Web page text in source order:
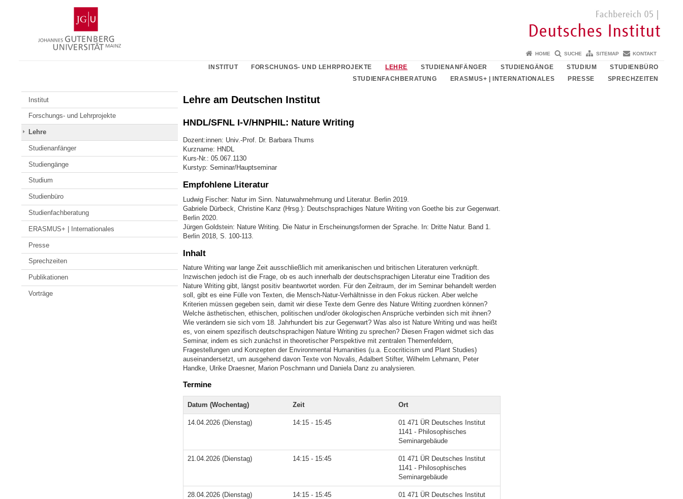
Gutenberg-
Universität
Mainz
HOME SUCHE SITEMAP KONTAKT
INSTITUT FORSCHUNGS- UND LEHRPROJEKTE LEHRE STUDIENANFÄNGER STUDIENGÄNGE STUDIUM
STUDIENBÜRO
STUDIENFACHBERATUNG
ERASMUS+ | INTERNATIONALES PRESSE SPRECHZEITEN
Institut
Forschungs- und Lehrprojekte
Lehre
Studienanfänger
Studiengänge
Studium
Studienbüro
Studienfachberatung
ERASMUS+ | Internationales
Presse
Sprechzeiten
Publikationen
Vorträge
Lehre am Deutschen Institut
HNDL/SFNL I-V/HNPHIL: Nature Writing
Dozent:innen: Univ.-Prof. Dr. Barbara Thums
Kurzname: HNDL
Kurs-Nr.: 05.067.1130
Kurstyp: Seminar/Hauptseminar
Empfohlene Literatur
Ludwig Fischer: Natur im Sinn. Naturwahrnehmung und Literatur. Berlin 2019.
Gabriele Dürbeck, Christine Kanz (Hrsg.): Deutschsprachiges Nature Writing von Goethe bis zur Gegenwart.
Berlin 2020.
Jürgen Goldstein: Nature Writing. Die Natur in Erscheinungsformen der Sprache. In: Dritte Natur. Band 1.
Berlin 2018, S. 100-113.
Inhalt
Nature Writing war lange Zeit ausschließlich mit amerikanischen und britischen Literaturen verknüpft.
Inzwischen jedoch ist die Frage, ob es auch innerhalb der deutschsprachigen Literatur eine Tradition des
Nature Writing gibt, längst positiv beantwortet worden. Für den Zeitraum, der im Seminar behandelt werden
soll, gibt es eine Fülle von Texten, die Mensch-Natur-Verhältnisse in den Fokus rücken. Aber welche
Kriterien müssen gegeben sein, damit wir diese Texte dem Genre des Nature Writing zuordnen können?
Welche ästhetischen, ethischen, politischen und/oder ökologischen Ansprüche verbinden sich mit ihnen?
Wie verändern sie sich vom 18. Jahrhundert bis zur Gegenwart? Was also ist Nature Writing und was heißt
es, von einem spezifisch deutschsprachigen Nature Writing zu sprechen? Diesen Fragen widmet sich das
Seminar, indem es sich zunächst in theoretischer Perspektive mit zentralen Themenfeldern,
Fragestellungen und Konzepten der Environmental Humanities (u.a. Ecocriticism und Plant Studies)
auseinandersetzt, um ausgehend davon Texte von Novalis, Adalbert Stifter, Wilhelm Lehmann, Peter
Handke, Ulrike Draesner, Marion Poschmann und Daniela Danz zu analysieren.
Termine
Datum (Wochentag) Zeit Ort
14.04.2026 (Dienstag) 14:15 - 15:45
01 471 ÜR Deutsches Institut
1141 - Philosophisches
Seminargebäude
21.04.2026 (Dienstag) 14:15 - 15:45
01 471 ÜR Deutsches Institut
1141 - Philosophisches
Seminargebäude
28.04.2026 (Dienstag) 14:15 - 15:45
01 471 ÜR Deutsches Institut